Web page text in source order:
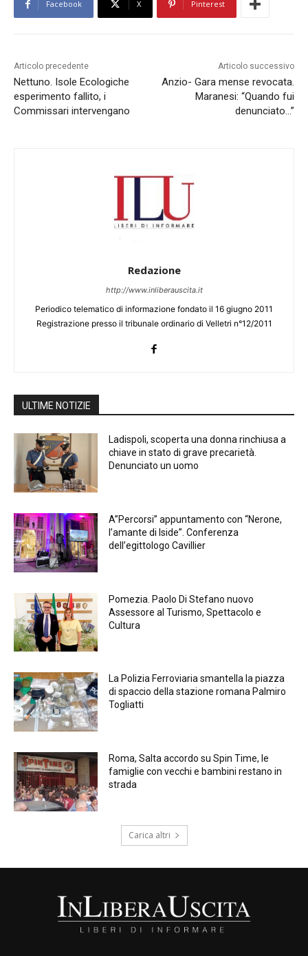
Facebook X Pinterest
Articolo precedente
Nettuno. Isole Ecologiche
esperimento fallito, i
Commissari intervengano
Articolo successivo
Anzio- Gara mense revocata.
Maranesi: “Quando fui
denunciato…”
Redazione
http://www.inliberauscita.it
Periodico telematico di informazione fondato il 16 giugno 2011
Registrazione presso il tribunale ordinario di Velletri n°12/2011
ULTIME NOTIZIE
Ladispoli, scoperta una donna rinchiusa a
chiave in stato di grave precarietà.
Denunciato un uomo
A”Percorsi” appuntamento con “Nerone,
l’amante di Iside”. Conferenza
dell’egittologo Cavillier
Pomezia. Paolo Di Stefano nuovo
Assessore al Turismo, Spettacolo e
Cultura
La Polizia Ferroviaria smantella la piazza
di spaccio della stazione romana Palmiro
Togliatti
Roma, Salta accordo su Spin Time, le
famiglie con vecchi e bambini restano in
strada
Carica altri